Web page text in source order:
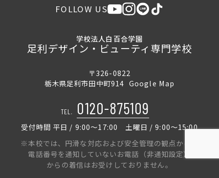
FOLLOW US
学校法人白百合学園
足利デザイン・ビューティ専門学校
〒326-0822
栃木県足利市田中町914 Google Map
TEL. 0120-875109
受付時間 平日 / 9:00〜17:00 土曜日 / 9:00〜15:00
※本校では、円滑な対応および安全管理の観点から、
電話番号を通知していないお電話（非通知設定）
からの着信はお受けしておりません。